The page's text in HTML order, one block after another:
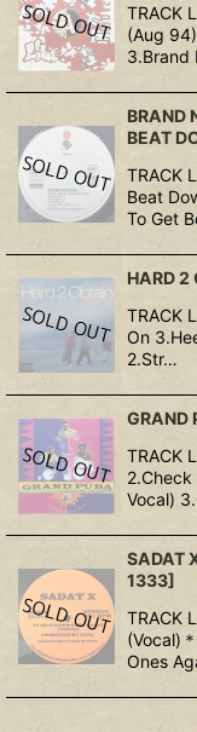
TRACK
(Aug
3.Brand
BRAND
BEAT
TRACK
Beat
To Get
HARD 2
TRACK
On
2.Str…
GRAND
TRACK
2.Check
Vocal)
SADAT
1333]
TRACK
(Vocal)
Ones